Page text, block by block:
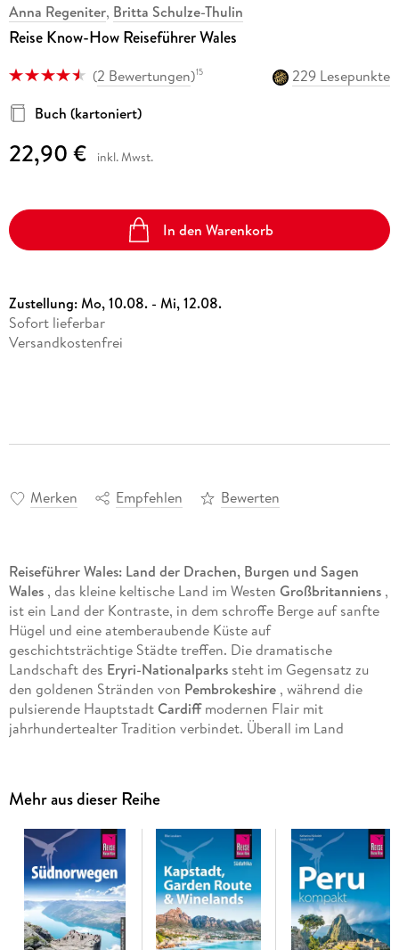
Anna Regeniter, Britta Schulze-Thulin
Reise Know-How Reiseführer Wales
(2 Bewertungen)15
229 Lesepunkte
Buch (kartoniert)
22,90 € inkl. Mwst.
In den Warenkorb
Zustellung:Mo, 10.08. - Mi, 12.08.
Sofort lieferbar
Versandkostenfrei
Merken Empfehlen Bewerten
Reiseführer Wales: Land der Drachen, Burgen und Sagen
Wales, das kleine keltische Land im Westen Großbritanniens,
ist ein Land der Kontraste, in dem schroffe Berge auf sanfte
Hügel und eine atemberaubende Küste auf
geschichtsträchtige Städte treffen. Die dramatische
Landschaft des Eryri-Nationalparkssteht im Gegensatz zu
den goldenen Stränden von Pembrokeshire, während die
pulsierende Hauptstadt Cardiffmodernen Flair mit
jahrhundertealter Tradition verbindet. Überall im Land
Das steckt in unserem Reiseführer Wales:
Übersichtsseiten mit Beschreibungen aller Regionen:
Eryri
(Snowdonia) und Merioneth, Môn, Ll n, Caernarfon und
Bangor, der Nordosten, Powys und Brecon Beacons, der
Südwesten und der Südosten mit Cardiff
Mehr aus dieser Reihe